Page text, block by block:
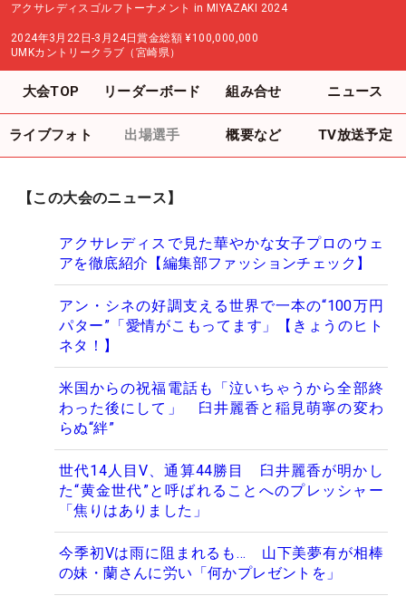
アクサレディスゴルフトーナメント in MIYAZAKI 2024
2024年3月22日-3月24日賞金総額 ¥100,000,000
UMKカントリークラブ（宮崎県）
大会TOP リーダーボード 組み合せ ニュース
ライブフォト 出場選手 概要など TV放送予定
【この大会のニュース】
アクサレディスで見た華やかな女子プロのウェ
アを徹底紹介【編集部ファッションチェック】
アン・シネの好調支える世界で一本の“100万円
パター”「愛情がこもってます」【きょうのヒト
ネタ！】
米国からの祝福電話も「泣いちゃうから全部終
わった後にして」 臼井麗香と稲見萌寧の変わ
らぬ“絆”
世代14人目V、通算44勝目 臼井麗香が明かし
た“黄金世代”と呼ばれることへのプレッシャー
「焦りはありました」
今季初Vは雨に阻まれるも… 山下美夢有が相棒
の妹・蘭さんに労い「何かプレゼントを」